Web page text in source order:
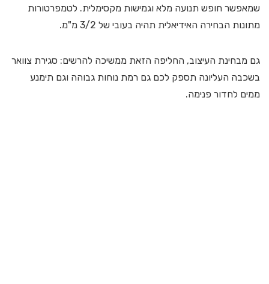
שמאפשר חופש תנועה מלא וגמישות מקסימלית. לטמפרטורות
מתונות הבחירה האידיאלית תהיה בעובי של 3/2 מ"מ.
גם מבחינת העיצוב, החליפה הזאת ממשיכה להרשים: סגירת צוואר
בשכבה העליונה תספק לכם גם רמת נוחות גבוהה וגם תימנע
ממים לחדור פנימה.